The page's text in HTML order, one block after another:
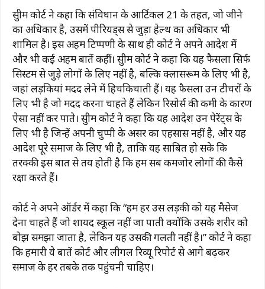
सुप्रीम कोर्ट ने कहा कि संविधान के आर्टिकल 21 के तहत, जो जीने
का अधिकार है, उसमें पीरियड्स से जुड़ा हेल्थ का अधिकार भी
शामिल है। इस अहम टिप्पणी के साथ ही कोर्ट ने अपने आदेश में
और भी कई अहम बातें कहीं। सुप्रीम कोर्ट ने कहा कि यह फैसला सिर्फ
सिस्टम से जुड़े लोगों के लिए नहीं है, बल्कि क्लासरूम के लिए भी है,
जहां लड़कियां मदद लेने में हिचकिचाती हैं। यह फैसला उन टीचरों के
लिए भी है जो मदद करना चाहते हैं लेकिन रिसोर्स की कमी के कारण
ऐसा नहीं कर पाते। सुप्रीम कोर्ट ने कहा कि यह आदेश उन पेरेंट्स के
लिए भी है जिन्हें अपनी चुप्पी के असर का एहसास नहीं है, और यह
आदेश पूरे समाज के लिए भी है, ताकि यह साबित हो सके कि
तरक्की इस बात से तय होती है कि हम सब कमजोर लोगों की कैसे
रक्षा करते हैं।
कोर्ट ने अपने ऑर्डर में कहा कि “हम हर उस लड़की को यह मैसेज
देना चाहते हैं जो शायद स्कूल नहीं जा पाती क्योंकि उसके शरीर को
बोझ समझा जाता है, लेकिन यह उसकी गलती नहीं है।” कोर्ट ने कहा
कि हमारी ये बातें कोर्ट और लीगल रिव्यू रिपोर्ट से आगे बढ़कर
समाज के हर तबके तक पहुंचनी चाहिए।